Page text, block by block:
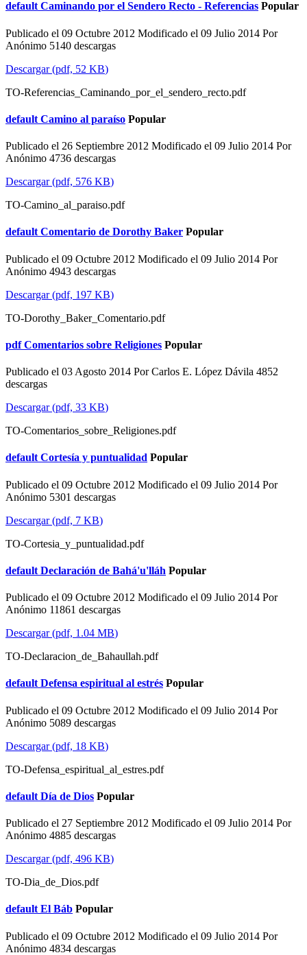
default Caminando por el Sendero Recto - Referencias Popular
Publicado el 09 Octubre 2012 Modificado el 09 Julio 2014 Por
Anónimo 5140 descargas
Descargar(pdf, 52 KB)
TO-Referencias_Caminando_por_el_sendero_recto.pdf
default Camino al paraíso Popular
Publicado el 26 Septiembre 2012 Modificado el 09 Julio 2014 Por
Anónimo 4736 descargas
Descargar(pdf, 576 KB)
TO-Camino_al_paraiso.pdf
default Comentario de Dorothy Baker Popular
Publicado el 09 Octubre 2012 Modificado el 09 Julio 2014 Por
Anónimo 4943 descargas
Descargar(pdf, 197 KB)
TO-Dorothy_Baker_Comentario.pdf
pdf Comentarios sobre Religiones Popular
Publicado el 03 Agosto 2014 PorCarlos E. López Dávila 4852
descargas
Descargar(pdf, 33 KB)
TO-Comentarios_sobre_Religiones.pdf
default Cortesía y puntualidad Popular
Publicado el 09 Octubre 2012 Modificado el 09 Julio 2014 Por
Anónimo 5301 descargas
Descargar(pdf, 7 KB)
TO-Cortesia_y_puntualidad.pdf
default Declaración de Bahá'u'lláh Popular
Publicado el 09 Octubre 2012 Modificado el 09 Julio 2014 Por
Anónimo 11861 descargas
Descargar(pdf, 1.04 MB)
TO-Declaracion_de_Bahaullah.pdf
default Defensa espiritual al estrés Popular
Publicado el 09 Octubre 2012 Modificado el 09 Julio 2014 Por
Anónimo 5089 descargas
Descargar(pdf, 18 KB)
TO-Defensa_espiritual_al_estres.pdf
default Día de Dios Popular
Publicado el 27 Septiembre 2012 Modificado el 09 Julio 2014 Por
Anónimo 4885 descargas
Descargar(pdf, 496 KB)
TO-Dia_de_Dios.pdf
default El Báb Popular
Publicado el 09 Octubre 2012 Modificado el 09 Julio 2014 Por
Anónimo 4834 descargas